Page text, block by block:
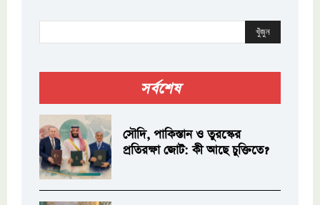
খুঁজুন
সর্বশেষ
সৌদি, পাকিস্তান ও তুরস্কের
প্রতিরক্ষা জোট: কী আছে চুক্তিতে?